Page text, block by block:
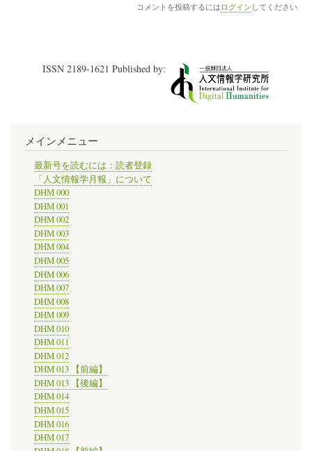
コメントを投稿するにはログインしてください
ISSN 2189-1621 Published by:
メインメニュー
最新号を読むには：読者登録
「人文情報学月報」について
DHM 000
DHM 001
DHM 002
DHM 003
DHM 004
DHM 005
DHM 006
DHM 007
DHM 008
DHM 009
DHM 010
DHM 011
DHM 012
DHM 013 【前編】
DHM 013 【後編】
DHM 014
DHM 015
DHM 016
DHM 017